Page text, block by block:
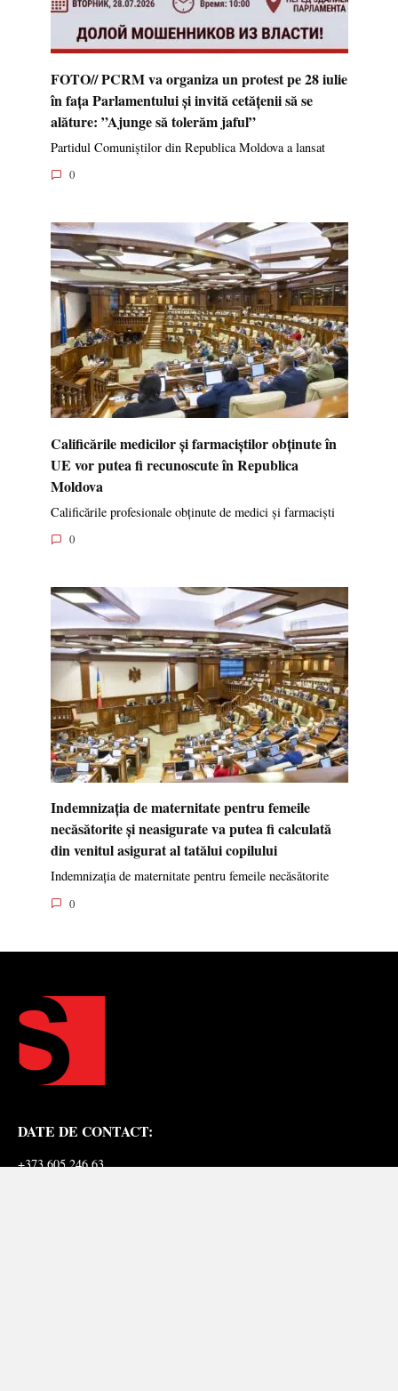
FOTO// PCRM va organiza un protest pe 28 iulie
în fața Parlamentului și invită cetățenii să se
alăture: ”Ajunge să tolerăm jaful”
Partidul Comuniștilor din Republica Moldova a lansat
0
Calificările medicilor și farmaciștilor obținute în
UE vor putea fi recunoscute în Republica
Moldova
Calificările profesionale obținute de medici și farmaciști
0
Indemnizația de maternitate pentru femeile
necăsătorite și neasigurate va putea fi calculată
din venitul asigurat al tatălui copilului
Indemnizația de maternitate pentru femeile necăsătorite
0
DATE DE CONTACT:
+373 605 246 63